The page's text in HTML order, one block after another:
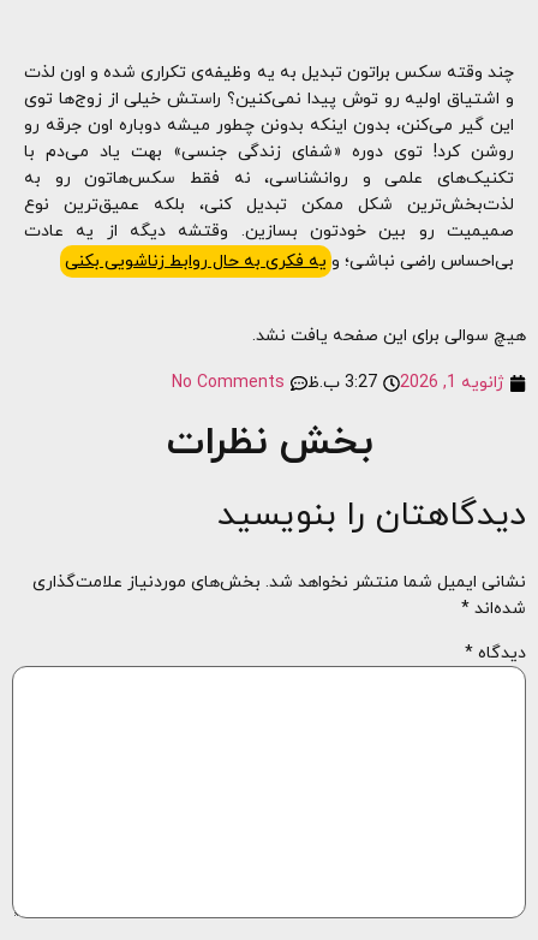
چند وقته سکس براتون تبدیل به یه وظیفه‌ی تکراری شده و اون لذت
و اشتیاق اولیه رو توش پیدا نمی‌کنین؟ راستش خیلی از زوج‌ها توی
این گیر می‌کنن، بدون اینکه بدونن چطور میشه دوباره اون جرقه رو
روشن کرد! توی دوره «شفای زندگی جنسی» بهت یاد می‌دم با
تکنیک‌های علمی و روانشناسی، نه فقط سکس‌هاتون رو به
لذت‌بخش‌ترین شکل ممکن تبدیل کنی، بلکه عمیق‌ترین نوع
صمیمیت رو بین خودتون بسازین. وقتشه دیگه از یه عادت
بی‌احساس راضی نباشی؛ و یه فکری به حال روابط زناشویی بکنی
هیچ سوالی برای این صفحه یافت نشد.
ژانویه 1, 2026 3:27 ب.ظ No Comments
بخش نظرات
دیدگاهتان را بنویسید
نشانی ایمیل شما منتشر نخواهد شد. بخش‌های موردنیاز علامت‌گذاری
شده‌اند *
دیدگاه *